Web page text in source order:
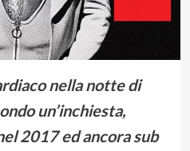
nella notte di
un’inchiesta,
2017 ed ancora sub